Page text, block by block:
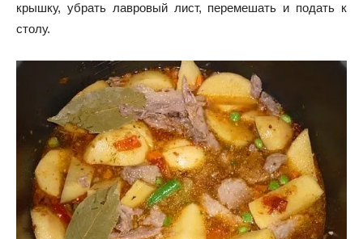
крышку, убрать лавровый лист, перемешать и подать к
столу.